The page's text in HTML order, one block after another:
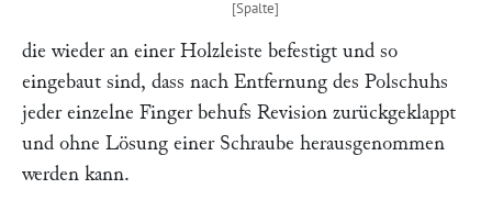
die wieder an einer Holzleiste befestigt und so
eingebaut sind, dass nach Entfernung des Polschuhs
jeder einzelne Finger behufs Revision zurückgeklappt
und ohne Lösung einer Schraube herausgenommen
werden kann.